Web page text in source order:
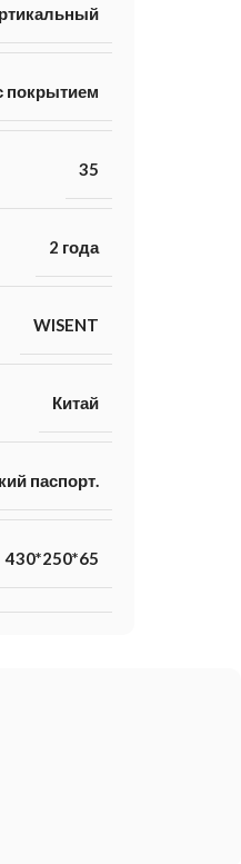
покрытием
35
2 года
WISENT
Китай
паспорт.
430*250*65